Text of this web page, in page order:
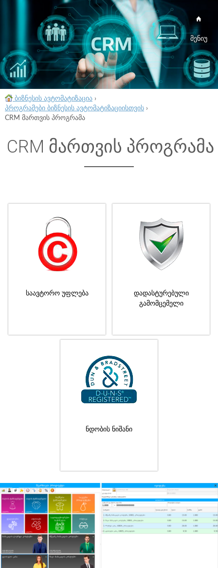
მენიუ
ბიზნესის ავტომატიზაცია ›
პროგრამები ბიზნესის ავტომატიზაციისთვის ›
CRM მართვის პროგრამა
CRM მართვის პროგრამა
საავტორო უფლება
დადასტურებული
გამომცემელი
ნდობის ნიშანი